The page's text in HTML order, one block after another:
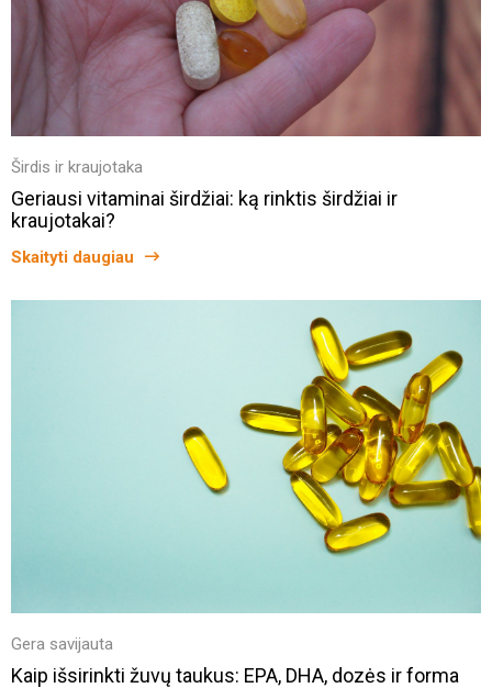
Širdis ir kraujotaka
Geriausi vitaminai širdžiai: ką rinktis širdžiai ir
kraujotakai?
Skaityti daugiau
Gera savijauta
Kaip išsirinkti žuvų taukus: EPA, DHA, dozės ir forma